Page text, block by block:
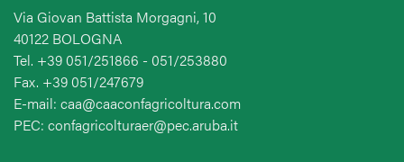
Via Giovan Battista Morgagni, 10
40122 BOLOGNA
Tel. +39 051/251866 - 051/253880
Fax. +39 051/247679
E-mail: caa@caaconfagricoltura.com
PEC: confagricolturaer@pec.aruba.it